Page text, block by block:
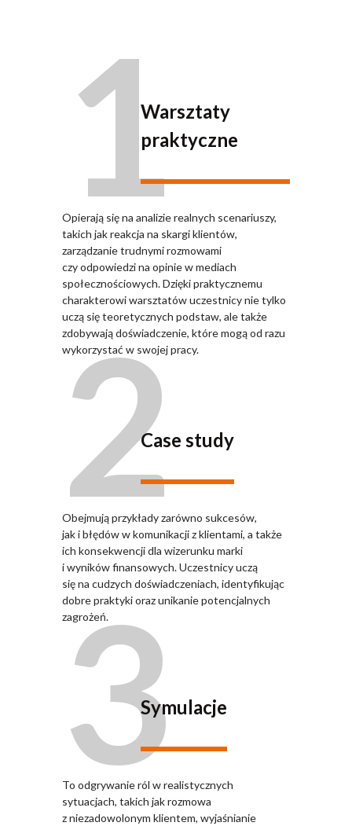
1Warsztaty
praktyczne
Opierają się na analizie realnych scenariuszy,
takich jak reakcja na skargi klientów,
zarządzanie trudnymi rozmowami
czy odpowiedzi na opinie w mediach
społecznościowych. Dzięki praktycznemu
charakterowi warsztatów uczestnicy nie tylko
uczą się teoretycznych podstaw, ale także
zdobywają doświadczenie, które mogą od razu
wykorzystać w swojej pracy.
2Case study
Obejmują przykłady zarówno sukcesów,
jak i błędów w komunikacji z klientami, a także
ich konsekwencji dla wizerunku marki
i wyników finansowych. Uczestnicy uczą
się na cudzych doświadczeniach, identyfikując
dobre praktyki oraz unikanie potencjalnych
zagrożeń.
3Symulacje
To odgrywanie ról w realistycznych
sytuacjach, takich jak rozmowa
z niezadowolonym klientem, wyjaśnianie